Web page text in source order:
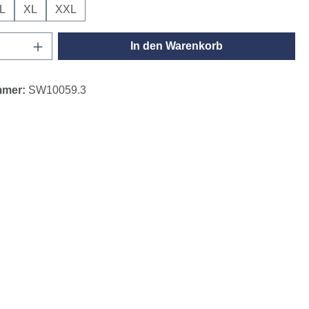
L XL XXL
Anzahl: Gib den gewünschten Wert ein
In den Warenkorb
SW10059.3